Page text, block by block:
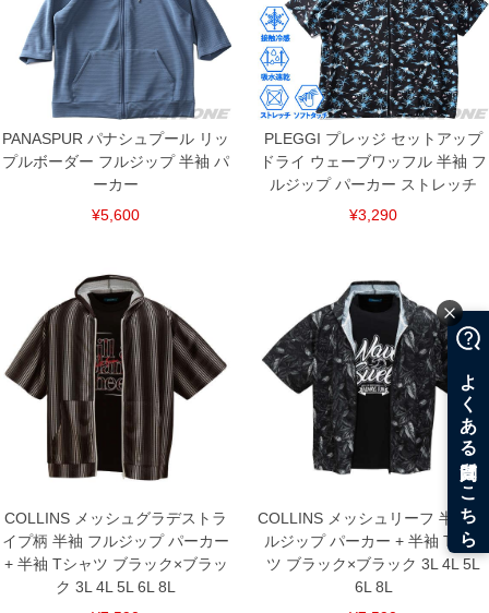
※商品によって若干のサイズの誤差がございます。また、お客様がご使用の環境（コ
ンピュータ画面）によって、商品の色味が若干異なる場合がございます。予めご了承
ください。
※当店での掲載商品は、実店鋪と在庫を共用しておりますので店頭での売り違い、店
舗からのお取り寄せ等により、お客様にご迷惑をお掛けしてしまう場合がございま
す。そのようなことがない様最大限に努めておりますが、もしあった場合速やかにご
連絡させて頂きますので予めご了承ください。
PANASPUR パナシュプール リッ
プルボーダー フルジップ 半袖 パ
ーカー
¥5,600
PLEGGI プレッジ セットアップ
ドライ ウェーブワッフル 半袖 フ
ルジップ パーカー ストレッチ
¥3,290
COLLINS メッシュグラデストラ
イプ柄 半袖 フルジップ パーカー
+ 半袖 Tシャツ ブラック×ブラッ
ク 3L 4L 5L 6L 8L
COLLINS メッシュリーフ 半袖 フ
ルジップ パーカー + 半袖 Tシャ
ツ ブラック×ブラック 3L 4L 5L
6L 8L